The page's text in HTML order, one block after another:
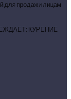
для продажи лицам
КУРЕНИЕ